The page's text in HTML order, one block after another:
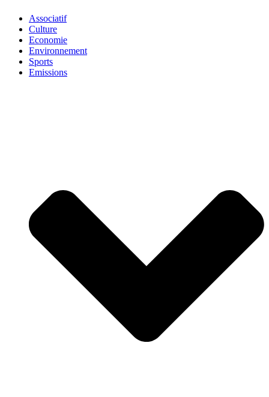
Associatif
Culture
Economie
Environnement
Sports
Emissions